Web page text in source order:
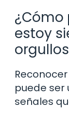
¿Cómo
estoy
puede ser
señales